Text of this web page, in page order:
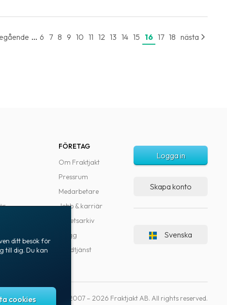
... 6 7 8 9 10 11 12 13 14 15 16 17 18 nästa
FÖRETAG
Om Fraktjakt
Pressrum
Medarbetare
Jobb & karriär
Nyhetsarkiv
Blogg
Kundtjänst
Logga in
Skapa konto
Svenska
Copyright © 2007 – 2026 Fraktjakt AB. All rights reserved.
ditt besök för
till dig. Du kan